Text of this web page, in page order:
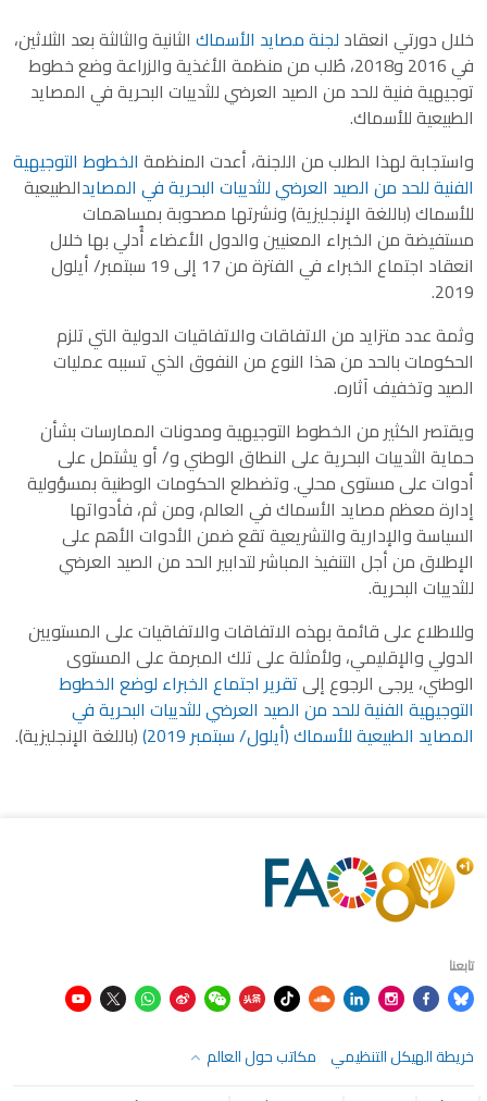
خلال دورتي انعقاد لجنة مصايد الأسماك الثانية والثالثة بعد الثلاثين،
في 2016 و2018، طُلب من منظمة الأغذية والزراعة وضع خطوط
توجيهية فنية للحد من الصيد العرضي للثدييات البحرية في المصايد
الطبيعية للأسماك.
واستجابة لهذا الطلب من اللجنة، أعدت المنظمة الخطوط التوجيهية
الفنية للحد من الصيد العرضي للثدييات البحرية في المصايدالطبيعية
للأسماك (باللغة الإنجليزية) ونشرتها مصحوبة بمساهمات
مستفيضة من الخبراء المعنيين والدول الأعضاء أُدلي بها خلال
انعقاد اجتماع الخبراء في الفترة من 17 إلى 19 سبتمبر/ أيلول
2019.
وثمة عدد متزايد من الاتفاقات والاتفاقيات الدولية التي تلزم
الحكومات بالحد من هذا النوع من النفوق الذي تسببه عمليات
الصيد وتخفيف آثاره.
ويقتصر الكثير من الخطوط التوجيهية ومدونات الممارسات بشأن
حماية الثدييات البحرية على النطاق الوطني و/ أو يشتمل على
أدوات على مستوى محلي. وتضطلع الحكومات الوطنية بمسؤولية
إدارة معظم مصايد الأسماك في العالم، ومن ثم، فأدواتها
السياسة والإدارية والتشريعية تقع ضمن الأدوات الأهم على
الإطلاق من أجل التنفيذ المباشر لتدابير الحد من الصيد العرضي
للثدييات البحرية.
وللاطلاع على قائمة بهذه الاتفاقات والاتفاقيات على المستويين
الدولي والإقليمي، ولأمثلة على تلك المبرمة على المستوى
الوطني، يرجى الرجوع إلىتقرير اجتماع الخبراء لوضع الخطوط
التوجيهية الفنية للحد من الصيد العرضي للثدييات البحرية في
المصايد الطبيعية للأسماك (أيلول/ سبتمبر 2019)
(باللغة الإنجليزية).
تابعنا
خريطة الهيكل التنظيمي مكاتب حول العالم